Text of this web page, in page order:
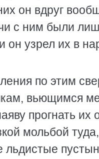
он вдруг
с ним были
узрел их в
по этим
вьющимся
прогнать их
мольбой
льдистые